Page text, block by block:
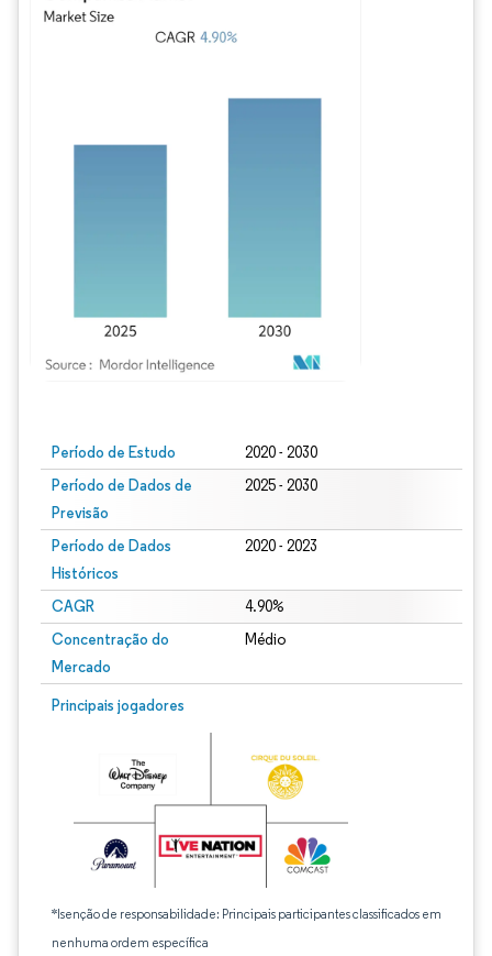
Período de Estudo 2020 - 2030
Período de Dados de
Previsão
2025 - 2030
Período de Dados
Históricos
2020 - 2023
CAGR 4.90%
Concentração do
Mercado
Médio
Principais jogadores
*Isenção de responsabilidade: Principais participantes classificados em
nenhuma ordem específica